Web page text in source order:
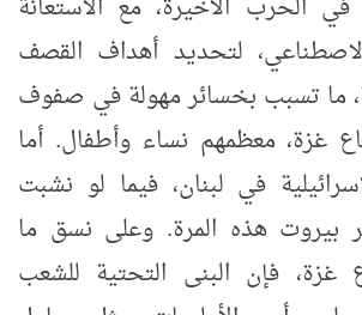
لتحديد أهداف القصف
ما تسبب بخسائر مهولة في صفوف
غزة، معظمهم نساء وأطفال. أما
في لبنان، فيما لو نشبت
بيروت هذه المرة. وعلى نسق ما
فإن البنى التحتية للشعب